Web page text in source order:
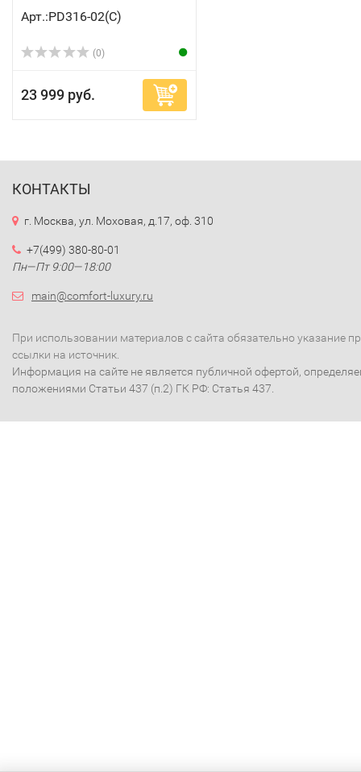
Арт.:PD316-02(C)
(0)
23 999 руб.
КОНТАКТЫ
г. Москва, ул. Моховая, д.17, оф. 310
+7(499) 380-80-01
Пн—Пт 9:00—18:00
main@comfort-luxury.ru
При использовании материалов с сайта обязательно указание
ссылки на источник.
Информация на сайте не является публичной офертой,
положениями Статьи 437 (п.2) ГК РФ: Статья 437.